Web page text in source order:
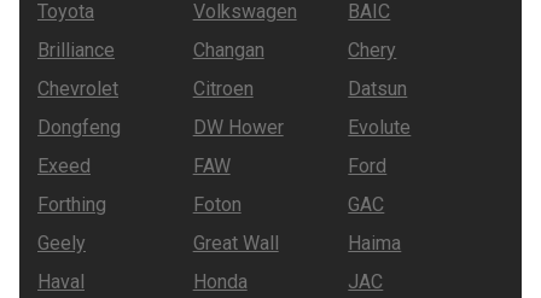
Toyota
Volkswagen
BAIC
Brilliance
Changan
Chery
Chevrolet
Citroen
Datsun
Dongfeng
DW Hower
Evolute
Exeed
FAW
Ford
Forthing
Foton
GAC
Geely
Great Wall
Haima
Haval
Honda
JAC